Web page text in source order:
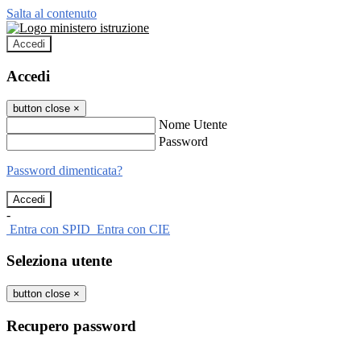
Salta al contenuto
Accedi
Accedi
button close ×
Nome Utente
Password
Password dimenticata?
-
Entra con SPID Entra con CIE
Seleziona utente
button close ×
Recupero password